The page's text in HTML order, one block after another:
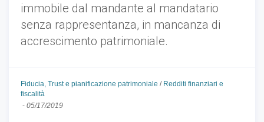
immobile dal mandante al mandatario
senza rappresentanza, in mancanza di
accrescimento patrimoniale.
Fiducia, Trust e pianificazione patrimoniale / Redditi finanziari e
fiscalità
- 05/17/2019